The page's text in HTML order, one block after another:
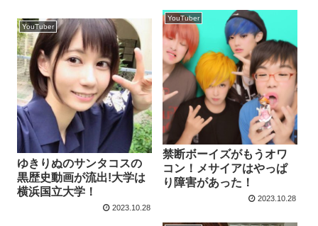
YouTuber
禁断ボーイズがもうオワ
コン！メサイアはやっぱ
り障害があった！
2023.10.28
YouTuber
ゆきりぬのサンタコスの
黒歴史動画が流出!大学は
横浜国立大学！
2023.10.28